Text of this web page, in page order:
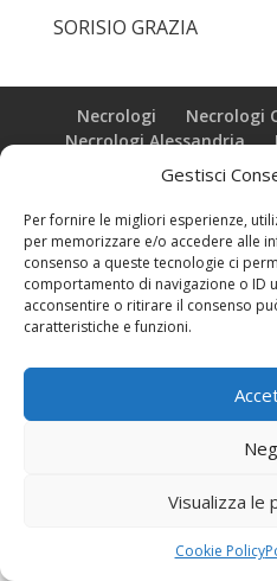
Gestisci
Per fornire le migliori esperienze,
per memorizzare e/o accedere alle
consenso a queste tecnologie ci
comportamento di navigazione o ID
acconsentire o ritirare il consenso
caratteristiche e funzioni.
Visualizza le
Cookie Policy
SORISIO GRAZIA
Necrologi
Necrologi
Necrologi Alessandria
Casale Monferrato